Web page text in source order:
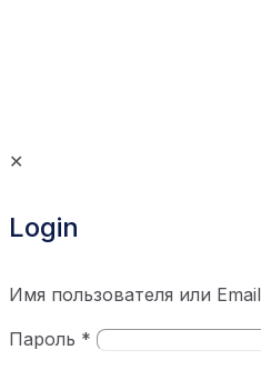
✕
Login
Имя пользователя или Email
Пароль *